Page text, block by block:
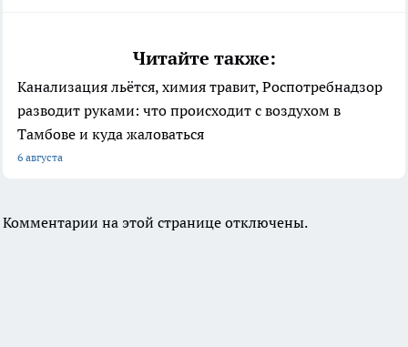
Читайте также:
Канализация льётся, химия травит, Роспотребнадзор
разводит руками: что происходит с воздухом в
Тамбове и куда жаловаться
6 августа
Комментарии на этой странице отключены.